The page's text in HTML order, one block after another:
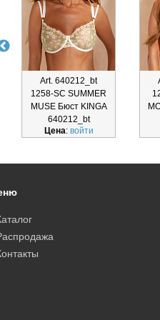
Art. 640212_bt
1258-SC SUMMER
MUSE Бюст KINGA
640212_bt
Цена: войти